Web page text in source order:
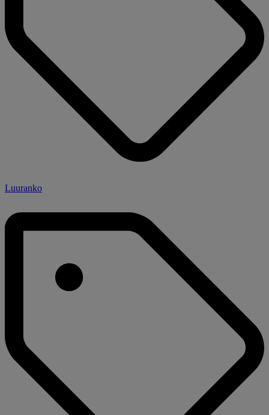
Luuranko